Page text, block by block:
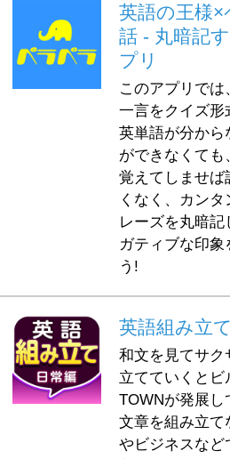
英語の王様
話 - 丸暗記
プリ
このアプリでは
一言をクイズ形
英単語が分から
ができなくても
覚えてしませば
くなく、カン
レーズを丸暗
ガティブな印象
う!
英語組み立
和文を見てサク
立てていくとビ
TOWNが発展し
文章を組み立て
やビジネスなど